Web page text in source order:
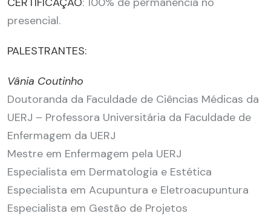
presencial.
PALESTRANTES:
Vânia Coutinho
Doutoranda da Faculdade de Ciências Médicas da
UERJ – Professora Universitária da Faculdade de
Enfermagem da UERJ
Mestre em Enfermagem pela UERJ
Especialista em Dermatologia e Estética
Especialista em Acupuntura e Eletroacupuntura
Especialista em Gestão de Projetos